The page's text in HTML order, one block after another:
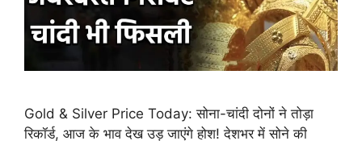
Gold & Silver Price Today: सोना-चांदी दोनों ने तोड़ा
रिकॉर्ड, आज के भाव देख उड़ जाएंगे होश! देशभर में सोने की